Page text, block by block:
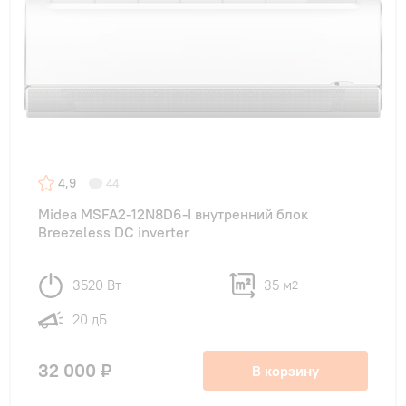
4,9 44
Midea MSFA2-12N8D6-I внутренний блок
Breezeless DC inverter
3520 Вт 35 м2
20 дБ
32 000 ₽ В корзину